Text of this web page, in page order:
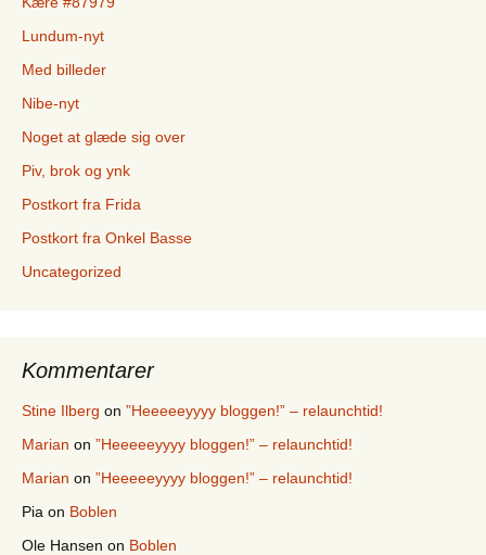
Lundum-nyt
Med billeder
Nibe-nyt
Noget at glæde sig over
Piv, brok og ynk
Postkort fra Frida
Postkort fra Onkel Basse
Uncategorized
Kommentarer
Stine Ilberg on ”Heeeeeyyyy bloggen!” – relaunchtid!
Marian on ”Heeeeeyyyy bloggen!” – relaunchtid!
Marian on ”Heeeeeyyyy bloggen!” – relaunchtid!
Pia on Boblen
Ole Hansen on Boblen